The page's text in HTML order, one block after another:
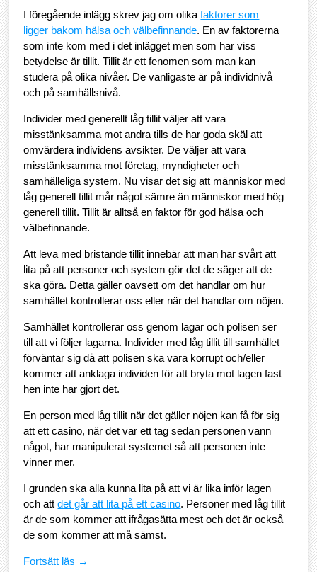
I föregående inlägg skrev jag om olikafaktorer som
ligger bakom hälsa och välbefinnande. En av faktorerna
som inte kom med i det inlägget men som har viss
betydelse är tillit. Tillit är ett fenomen som man kan
studera på olika nivåer. De vanligaste är på individnivå
och på samhällsnivå.
Individer med generellt låg tillit väljer att vara
misstänksamma mot andra tills de har goda skäl att
omvärdera individens avsikter. De väljer att vara
misstänksamma mot företag, myndigheter och
samhälleliga system. Nu visar det sig att människor med
låg generell tillit mår något sämre än människor med hög
generell tillit. Tillit är alltså en faktor för god hälsa och
välbefinnande.
Att leva med bristande tillit innebär att man har svårt att
lita på att personer och system gör det de säger att de
ska göra. Detta gäller oavsett om det handlar om hur
samhället kontrollerar oss eller när det handlar om nöjen.
Samhället kontrollerar oss genom lagar och polisen ser
till att vi följer lagarna. Individer med låg tillit till samhället
förväntar sig då att polisen ska vara korrupt och/eller
kommer att anklaga individen för att bryta mot lagen fast
hen inte har gjort det.
En person med låg tillit när det gäller nöjen kan få för sig
att ett casino, när det var ett tag sedan personen vann
något, har manipulerat systemet så att personen inte
vinner mer.
I grunden ska alla kunna lita på att vi är lika inför lagen
och attdet går att lita på ett casino. Personer med låg tillit
är de som kommer att ifrågasätta mest och det är också
de som kommer att må sämst.
Fortsätt läs →